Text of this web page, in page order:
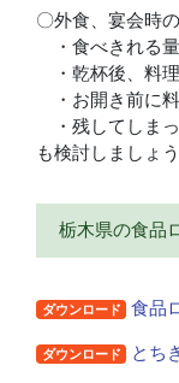
〇外食、宴会時
・食べきれる
・乾杯後、料
・お開き前に
・残してしま
も検討しましょう
栃木県の食品
ダウンロード 食品
ダウンロード
とち